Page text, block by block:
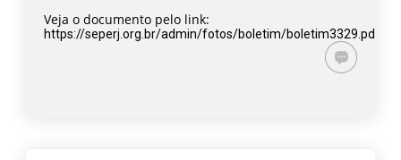
Veja o documento pelo link:
https://seperj.org.br/admin/fotos/boletim/boletim3329.pdf